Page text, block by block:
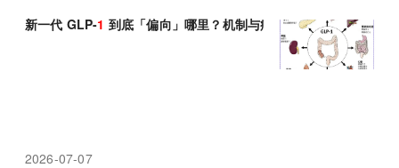
新一代 GLP-1 到底「偏向」哪里？机制与疗效有何升级？
2026-07-07